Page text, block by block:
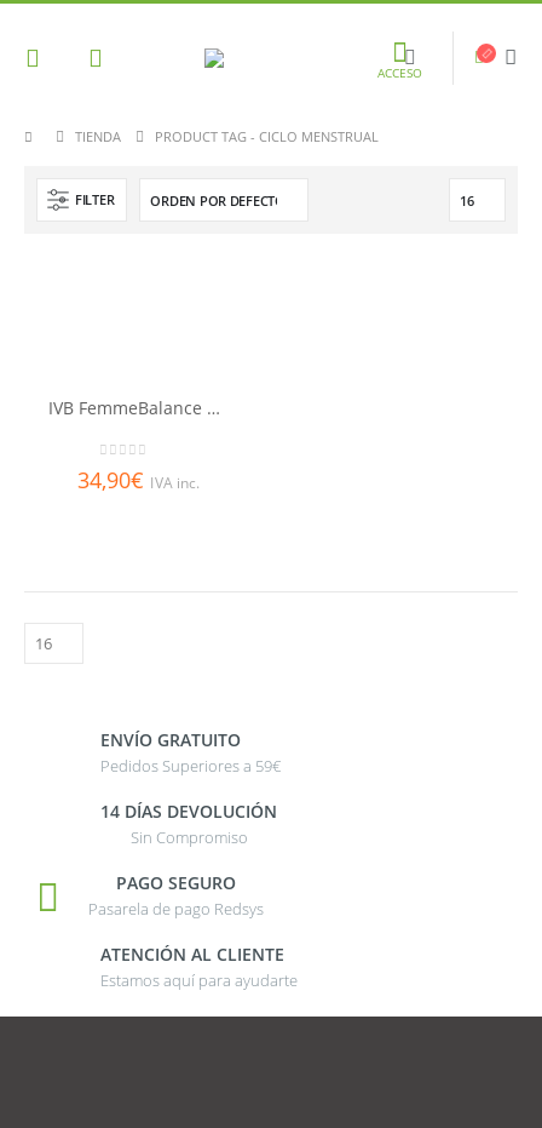
ACCESO
TIENDA PRODUCT TAG - CICLO MENSTRUAL
FILTER
IVB FemmeBalance 60 CAPS
34,90€ IVA inc.
ENVÍO GRATUITO
Pedidos Superiores a 59€
14 DÍAS DEVOLUCIÓN
Sin Compromiso
PAGO SEGURO
Pasarela de pago Redsys
ATENCIÓN AL CLIENTE
Estamos aquí para ayudarte